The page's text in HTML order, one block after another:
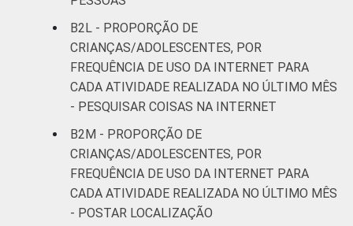
B2L - PROPORÇÃO DE
CRIANÇAS/ADOLESCENTES, POR
FREQUÊNCIA DE USO DA INTERNET PARA
CADA ATIVIDADE REALIZADA NO ÚLTIMO MÊS
- PESQUISAR COISAS NA INTERNET
B2M - PROPORÇÃO DE
CRIANÇAS/ADOLESCENTES, POR
FREQUÊNCIA DE USO DA INTERNET PARA
CADA ATIVIDADE REALIZADA NO ÚLTIMO MÊS
- POSTAR LOCALIZAÇÃO